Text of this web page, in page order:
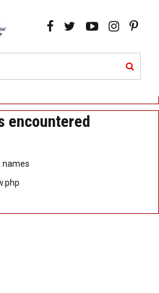
encountered
id
encountered
names